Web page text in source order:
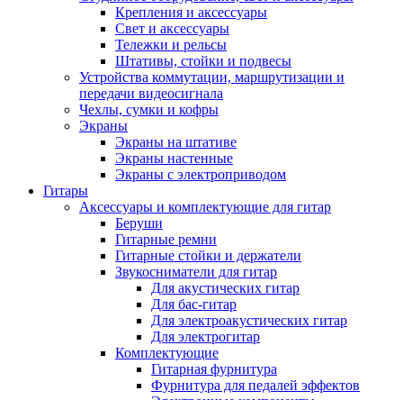
Крепления и аксессуары
Свет и аксессуары
Тележки и рельсы
Штативы, стойки и подвесы
Устройства коммутации, маршрутизации и
передачи видеосигнала
Чехлы, сумки и кофры
Экраны
Экраны на штативе
Экраны настенные
Экраны с электроприводом
Гитары
Аксессуары и комплектующие для гитар
Беруши
Гитарные ремни
Гитарные стойки и держатели
Звукосниматели для гитар
Для акустических гитар
Для бас-гитар
Для электроакустических гитар
Для электрогитар
Комплектующие
Гитарная фурнитура
Фурнитура для педалей эффектов